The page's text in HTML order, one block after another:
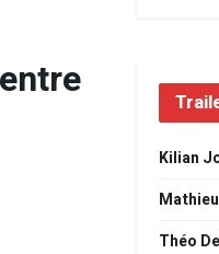
Kilian
Théo